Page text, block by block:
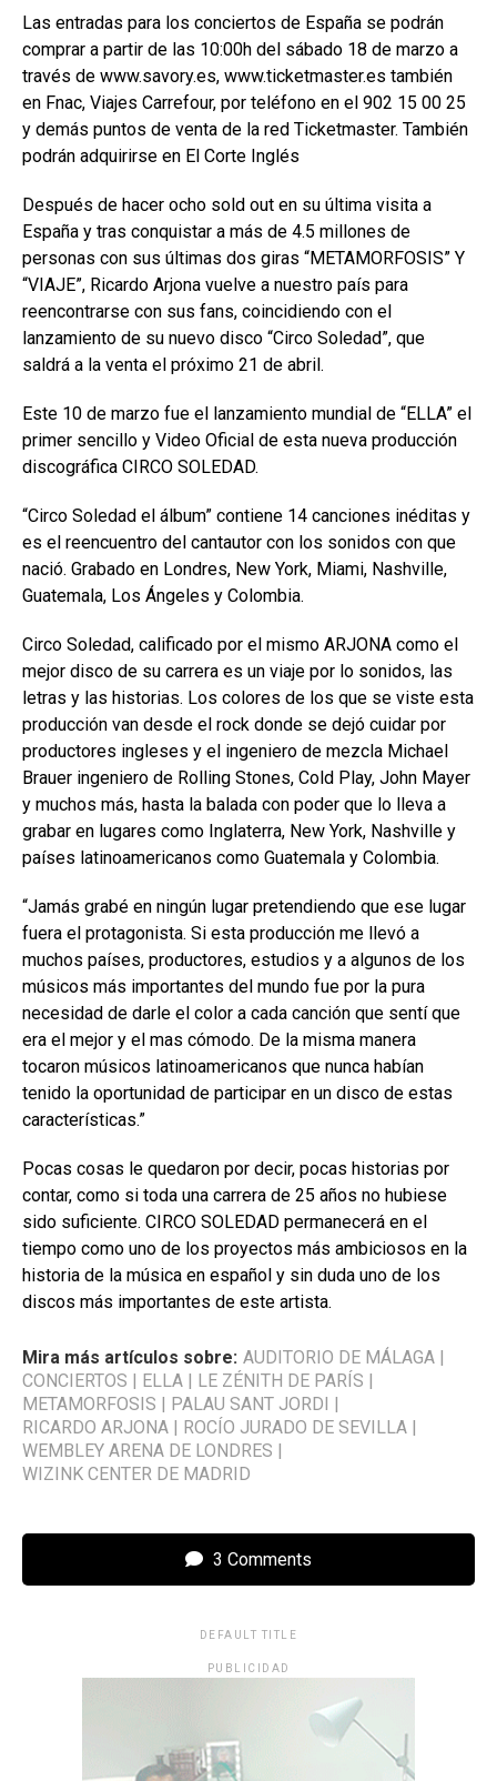
Las entradas para los conciertos de España se podrán
comprar a partir de las 10:00h del sábado 18 de marzo a
través de www.savory.es, www.ticketmaster.es también
en Fnac, Viajes Carrefour, por teléfono en el 902 15 00 25
y demás puntos de venta de la red Ticketmaster. También
podrán adquirirse en El Corte Inglés
Después de hacer ocho sold out en su última visita a
España y tras conquistar a más de 4.5 millones de
personas con sus últimas dos giras “METAMORFOSIS” Y
“VIAJE”, Ricardo Arjona vuelve a nuestro país para
reencontrarse con sus fans, coincidiendo con el
lanzamiento de su nuevo disco “Circo Soledad”, que
saldrá a la venta el próximo 21 de abril.
Este 10 de marzo fue el lanzamiento mundial de “ELLA” el
primer sencillo y Video Oficial de esta nueva producción
discográfica CIRCO SOLEDAD.
“Circo Soledad el álbum” contiene 14 canciones inéditas y
es el reencuentro del cantautor con los sonidos con que
nació. Grabado en Londres, New York, Miami, Nashville,
Guatemala, Los Ángeles y Colombia.
Circo Soledad, calificado por el mismo ARJONA como el
mejor disco de su carrera es un viaje por lo sonidos, las
letras y las historias. Los colores de los que se viste esta
producción van desde el rock donde se dejó cuidar por
productores ingleses y el ingeniero de mezcla Michael
Brauer ingeniero de Rolling Stones, Cold Play, John Mayer
y muchos más, hasta la balada con poder que lo lleva a
grabar en lugares como Inglaterra, New York, Nashville y
países latinoamericanos como Guatemala y Colombia.
“Jamás grabé en ningún lugar pretendiendo que ese lugar
fuera el protagonista. Si esta producción me llevó a
muchos países, productores, estudios y a algunos de los
músicos más importantes del mundo fue por la pura
necesidad de darle el color a cada canción que sentí que
era el mejor y el mas cómodo. De la misma manera
tocaron músicos latinoamericanos que nunca habían
tenido la oportunidad de participar en un disco de estas
características.”
Pocas cosas le quedaron por decir, pocas historias por
contar, como si toda una carrera de 25 años no hubiese
sido suficiente. CIRCO SOLEDAD permanecerá en el
tiempo como uno de los proyectos más ambiciosos en la
historia de la música en español y sin duda uno de los
discos más importantes de este artista.
Mira más artículos sobre: AUDITORIO DE MÁLAGA |
CONCIERTOS | ELLA | LE ZÉNITH DE PARÍS |
METAMORFOSIS | PALAU SANT JORDI |
RICARDO ARJONA | ROCÍO JURADO DE SEVILLA |
WEMBLEY ARENA DE LONDRES |
WIZINK CENTER DE MADRID
3 Comments
DEFAULT TITLE
PUBLICIDAD